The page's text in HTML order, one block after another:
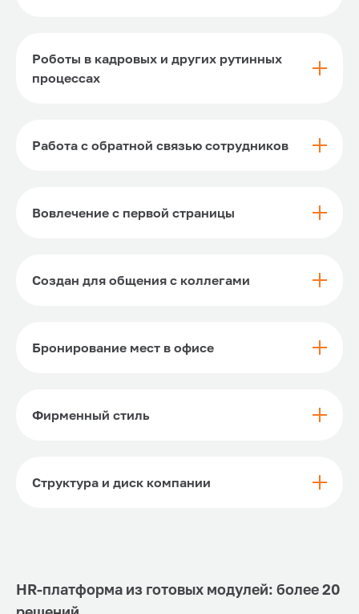
Роботы в кадровых и других рутинных
процессах
Работа с обратной связью сотрудников
Вовлечение с первой страницы
Создан для общения с коллегами
Бронирование мест в офисе
Фирменный стиль
Структура и диск компании
HR-платформа из готовых модулей: более 20